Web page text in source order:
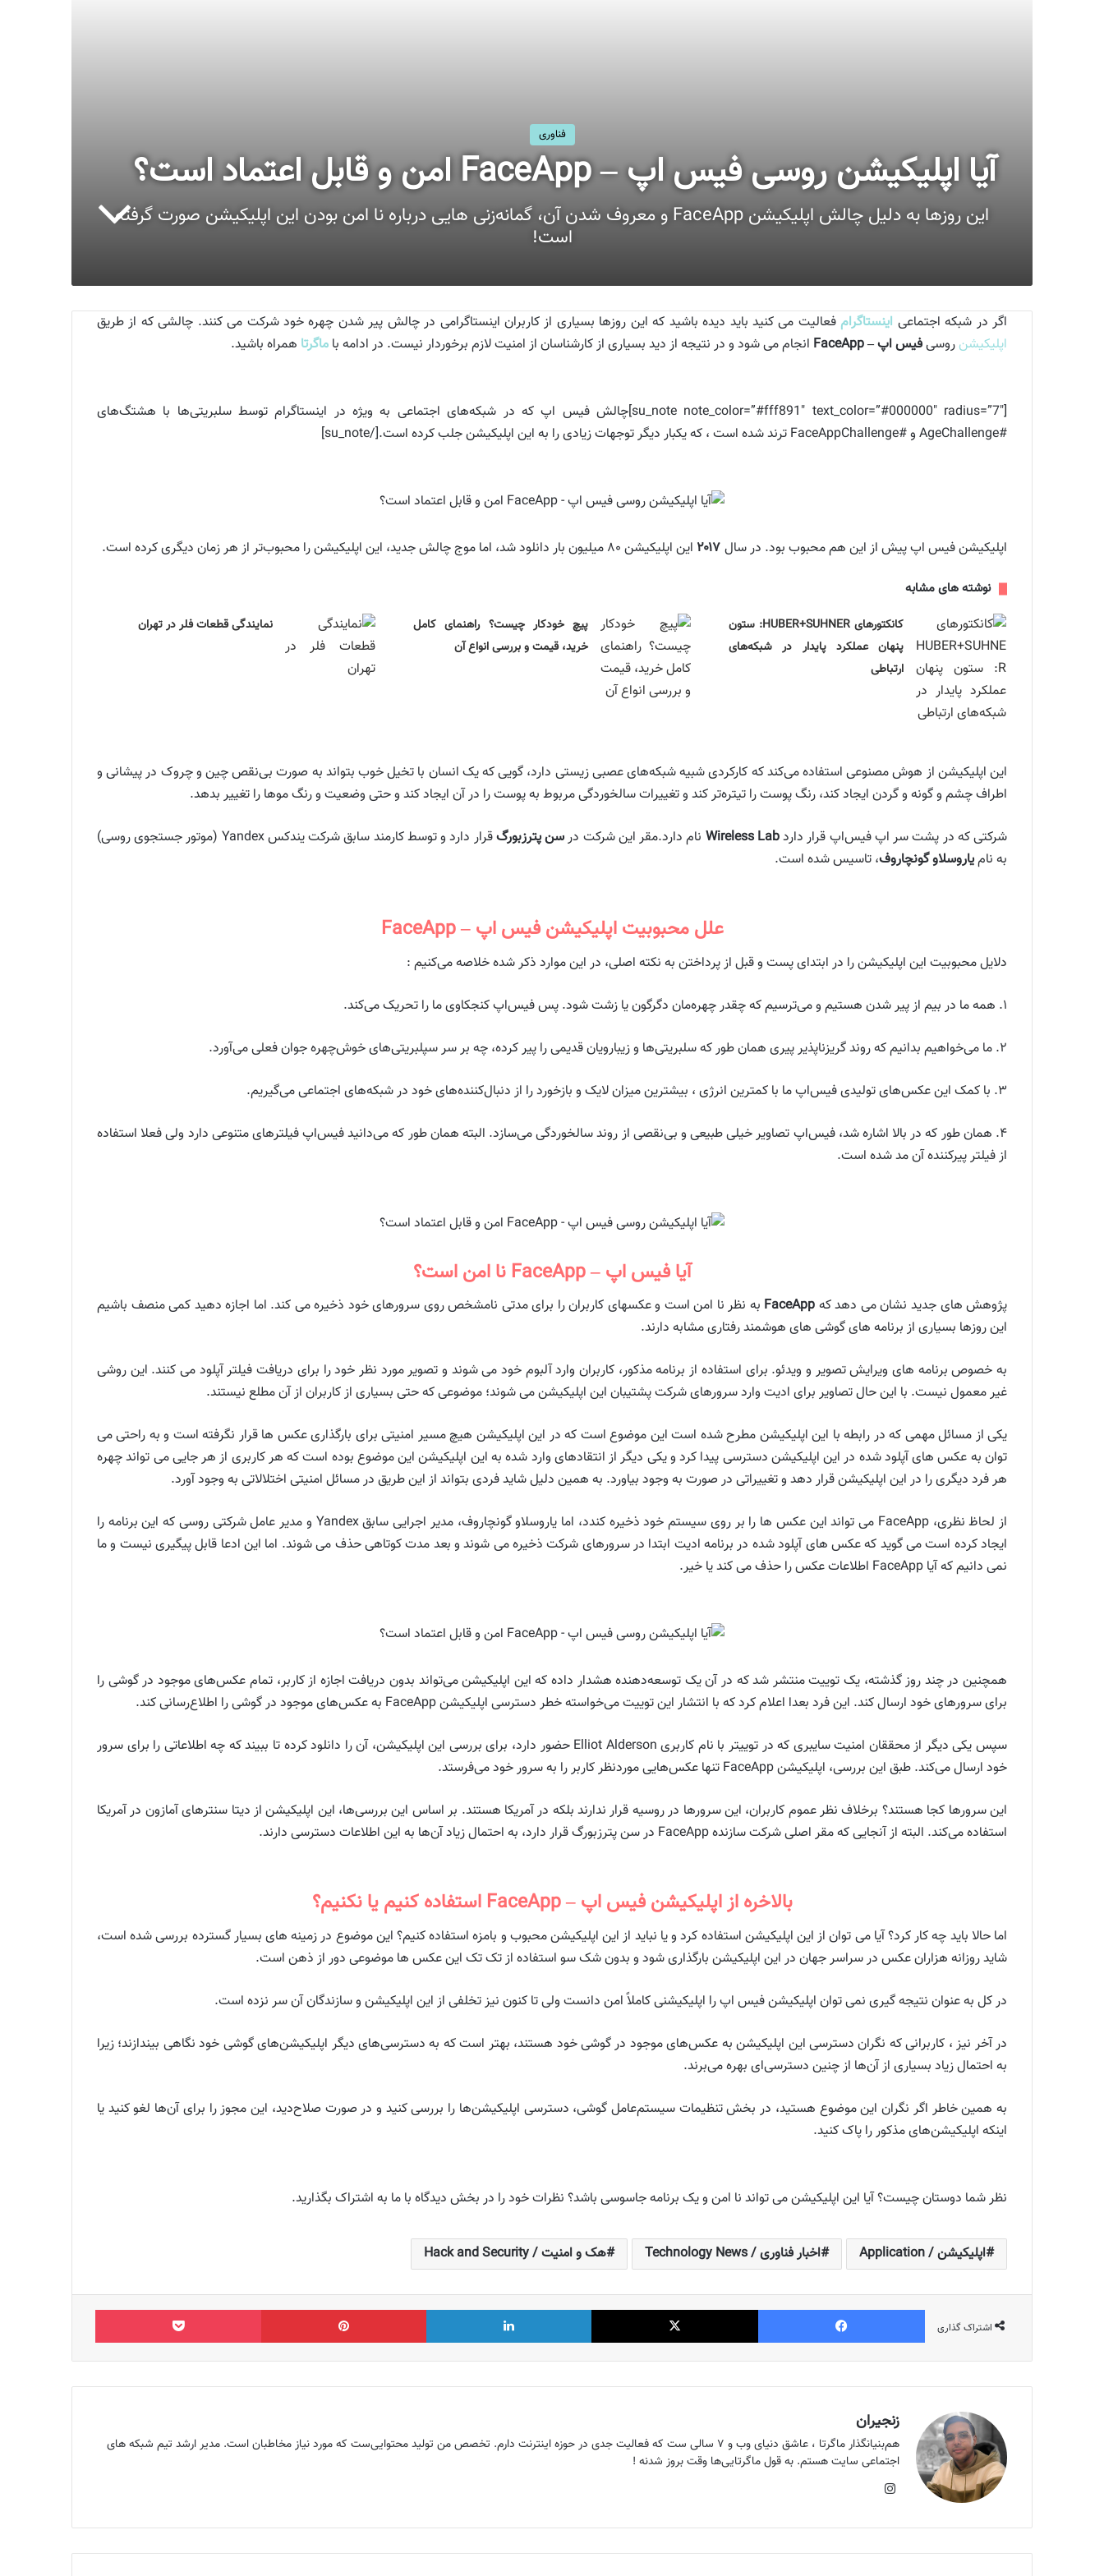
فناوری
آیا اپلیکیشن روسی فیس اپ – FaceApp امن و قابل اعتماد است؟
این روزها به دلیل چالش اپلیکیشن FaceApp و معروف شدن آن، گمانه‌زنی هایی درباره نا امن بودن این اپلیکیشن صورت گرفته
است!
اگر در شبکه اجتماعی اینستاگرامفعالیت می کنید باید دیده باشید که این روزها بسیاری از کاربران اینستاگرامی در چالش پیر شدن چهره خود شرکت می کنند. چالشی که از طریق
اپلیکیشن روسیفیس اپ – FaceApp انجام می شود و در نتیجه از دید بسیاری از کارشناسان از امنیت لازم برخوردار نیست. در ادامه با ماگرتا همراه باشید.
[su_note note_color=”#fff891″ text_color=”#000000″ radius=”7″]چالش فیس اپ که در شبکه‌های اجتماعی به ویژه در اینستاگرام توسط سلبریتی‌ها با هشتگ‌های
#AgeChallenge و #FaceAppChallenge ترند شده است ، که یکبار دیگر توجهات زیادی را به این اپلیکیشن جلب کرده است.[/su_note]
اپلیکیشن فیس اپ پیش از این هم محبوب بود. در سال ۲۰۱۷ این اپلیکیشن ۸۰ میلیون بار دانلود شد، اما موج چالش جدید، این اپلیکیشن را محبوب‌تر از هر زمان دیگری کرده است.
نوشته های مشابه
کانکتورهای HUBER+SUHNER: ستون
پنهان عملکرد پایدار در شبکه‌های
ارتباطی
پیچ خودکار چیست؟ راهنمای کامل
خرید، قیمت و بررسی انواع آن
نمایندگی قطعات فلر در تهران
این اپلیکیشن از هوش مصنوعی استفاده می‌کند که کارکردی شبیه شبکه‌های عصبی زیستی دارد، گویی که یک انسان با تخیل خوب بتواند به صورت بی‌نقص چین و چروک در پیشانی و
اطراف چشم و گونه و گردن ایجاد کند، رنگ پوست را تیتره‌تر کند و تغییرات سالخوردگی مربوط به پوست را در آن ایجاد کند و حتی وضعیت و رنگ موها را تغییر بدهد.
شرکتی که در پشت سر اپ فیس‌اپ قرار داردWireless Lab نام دارد.مقر این شرکت درسن پترزبورگ
قرار دارد و توسط کارمند سابق شرکت یندکس Yandex (موتور جستجوی روسی)
به نامیاروسلاو گونچاروف، تاسیس شده است.
علل محبوبیت اپلیکیشن فیس اپ – FaceApp
دلایل محبوبیت این اپلیکیشن را در ابتدای پست و قبل از پرداختن به نکته اصلی، در این موارد ذکر شده خلاصه می‌کنیم :
۱. همه ما در بیم از پیر شدن هستیم و می‌ترسیم که چقدر چهره‌مان دگرگون یا زشت شود. پس فیس‌اپ کنجکاوی ما را تحریک می‌کند.
۲. ما می‌خواهیم بدانیم که روند گریزناپذیر پیری همان طور که سلبریتی‌ها و زیبا‌رویان قدیمی را پیر کرده، چه بر سر سپلبریتی‌های خوش‌چهره جوان فعلی می‌آورد.
۳. با کمک این عکس‌های تولیدی فیس‌اپ ما با کمترین انرژی ، بیشترین میزان لایک و بازخورد را از دنبال‌کننده‌های خود در شبکه‌های اجتماعی می‌گیریم.
۴. همان طور که در بالا اشاره شد، فیس‌اپ تصاویر خیلی طبیعی و بی‌نقصی از روند سالخوردگی می‌سازد. البته همان طور که می‌دانید فیس‌اپ فیلترهای متنوعی دارد ولی فعلا استفاده
از فیلتر پیرکننده آن مد شده است.
آیا فیس اپ – FaceApp نا امن است؟
پژوهش های جدید نشان می دهد که FaceApp به نظر نا امن است و عکسهای کاربران را برای مدتی نامشخص روی سرورهای خود ذخیره می کند. اما اجازه دهید کمی منصف باشیم
این روزها بسیاری از برنامه های گوشی های هوشمند رفتاری مشابه دارند.
به خصوص برنامه های ویرایش تصویر و ویدئو. برای استفاده از برنامه مذکور، کاربران وارد آلبوم خود می شوند و تصویر مورد نظر خود را برای دریافت فیلتر آپلود می کنند. این روشی
غیر معمول نیست. با این حال تصاویر برای ادیت وارد سرورهای شرکت پشتیبان این اپلیکیشن می شوند؛ موضوعی که حتی بسیاری از کاربران از آن مطلع نیستند.
یکی از مسائل مهمی که در رابطه با این اپلیکیشن مطرح شده است این موضوع است که در این اپلیکیشن هیچ مسیر امنیتی برای بارگذاری عکس ها قرار نگرفته است و به راحتی می
توان به عکس های آپلود شده در این اپلیکیشن دسترسی پیدا کرد و یکی دیگر از انتقادهای وارد شده به این اپلیکیشن این موضوع بوده است که هر کاربری از هر جایی می تواند چهره
هر فرد دیگری را در این اپلیکیشن قرار دهد و تغییراتی در صورت به وجود بیاورد. به همین دلیل شاید فردی بتواند از این طریق در مسائل امنیتی اختلالاتی به وجود آورد.
از لحاظ نظری، FaceApp می تواند این عکس ها را بر روی سیستم خود ذخیره کندد، اما یاروسلاو گونچاروف، مدیر اجرایی سابق Yandex و مدیر عامل شرکتی روسی که این برنامه را
ایجاد کرده است می گوید که عکس های آپلود شده در برنامه ادیت ابتدا در سرورهای شرکت ذخیره می شوند و بعد مدت کوتاهی حذف می شوند. اما این ادعا قابل پیگیری نیست و ما
نمی دانیم که آیا FaceApp اطلاعات عکس را حذف می کند یا خیر.
همچنین در چند روز گذشته، یک توییت منتشر شد که در آن یک توسعه‌دهنده هشدار داده که این اپلیکیشن می‌تواند بدون دریافت اجازه از کاربر، تمام عکس‌های موجود در گوشی را
برای سرورهای خود ارسال کند. این فرد بعدا اعلام کرد که با انتشار این توییت می‌خواسته خطر دسترسی اپلیکیشن FaceApp به عکس‌های موجود در گوشی را اطلاع‌رسانی کند.
سپس یکی دیگر از محققان امنیت سایبری که در توییتر با نام کاربری Elliot Alderson حضور دارد، برای بررسی این اپلیکیشن، آن را دانلود کرده تا ببیند که چه اطلاعاتی را برای سرور
خود ارسال می‌کند. طبق این بررسی، اپلیکیشن FaceApp تنها عکس‌هایی موردنظر کاربر را به سرور خود می‌فرستد.
این سرورها کجا هستند؟ برخلاف نظر عموم کاربران، این سرورها در روسیه قرار ندارند بلکه در آمریکا هستند. بر اساس این بررسی‌ها، این اپلیکیشن از دیتا سنترهای آمازون در آمریکا
استفاده می‌کند. البته از آنجایی که مقر اصلی شرکت سازنده FaceApp در سن پترزبورگ قرار دارد، به احتمال زیاد آن‌ها به این اطلاعات دسترسی دارند.
بالاخره از اپلیکیشن فیس اپ – FaceApp استفاده کنیم یا نکنیم؟
اما حالا باید چه کار کرد؟ آیا می توان از این اپلیکیشن استفاده کرد و یا نباید از این اپلیکیشن محبوب و بامزه استفاده کنیم؟ این موضوع در زمینه های بسیار گسترده بررسی شده است،
شاید روزانه هزاران عکس در سراسر جهان در این اپلیکیشن بارگذاری شود و بدون شک سو استفاده از تک تک این عکس ها موضوعی دور از ذهن است.
در کل به عنوان نتیجه گیری نمی توان اپلیکیشن فیس اپ را اپلیکیشنی کاملاً امن دانست ولی تا کنون نیز تخلفی از این اپلیکیشن و سازندگان آن سر نزده است.
در آخر نیز ، کاربرانی که نگران دسترسی این اپلیکیشن به عکس‌های موجود در گوشی خود هستند، بهتر است که به دسترسی‌های دیگر اپلیکیشن‌های گوشی خود نگاهی بیندازند؛ زیرا
به احتمال زیاد بسیاری از آن‌ها از چنین دسترسی‌ای بهره می‌برند.
به همین خاطر اگر نگران این موضوع هستید، در بخش تنظیمات سیستم‌عامل گوشی، دسترسی اپلیکیشن‌ها را بررسی کنید و در صورت صلاح‌دید، این مجوز را برای آن‌ها لغو کنید یا
اینکه اپلیکیشن‌های مذکور را پاک کنید.
نظر شما دوستان چیست؟ آیا این اپلیکیشن می تواند نا امن و یک برنامه جاسوسی باشد؟ نظرات خود را در بخش دیدگاه با ما به اشتراک بگذارید.
اپلیکیشن / Application اخبار فناوری / Technology News هک و امنیت / Hack and Security
اشتراک گذاری
فیس بوک X لینکدین ‫پین‌ترست پاکت
زنجیران
هم‌بنیانگذار ماگرتا ، عاشق دنیای وب و ۷ سالی ست که فعالیت جدی در حوزه اینترنت دارم. تخصص من تولید محتوایی‌ست که مورد نیاز مخاطبان است. مدیر ارشد تیم شبکه های
اجتماعی سایت هستم. به قول ماگرتایی‌ها وقت بروز شدنه !